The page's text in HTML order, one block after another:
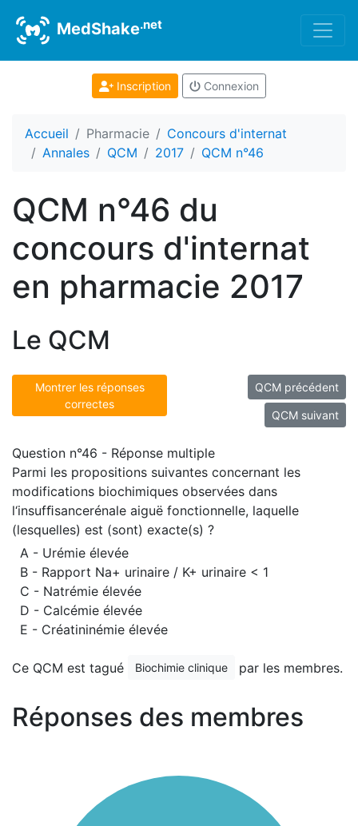
MedShake.net
Inscription Connexion
Accueil Pharmacie
Concours d'internat
Annales
QCM 2017 QCM n°46
QCM n°46 du
concours d'internat
en pharmacie 2017
Le QCM
Montrer les réponses
correctes
QCM précédent
QCM suivant
Question n°46 - Réponse multiple
Parmi les propositions suivantes concernant les
modifications biochimiques observées dans
l‘insufﬁsancerénale aiguë fonctionnelle, laquelle
(lesquelles) est (sont) exacte(s) ?
A - Urémie élevée
B - Rapport Na+ urinaire / K+ urinaire < 1
C - Natrémie élevée
D - Calcémie élevée
E - Créatininémie élevée
Ce QCM est tagué Biochimie clinique par les membres.
Réponses des membres